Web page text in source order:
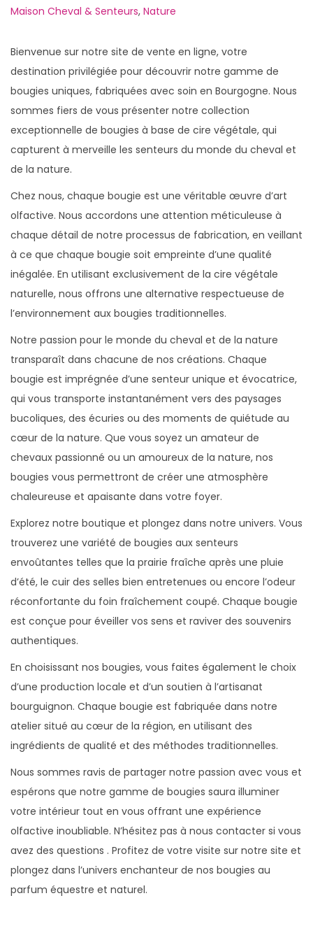
b
i
é
l
e
f
v
r
i
e
r
2
b
i
é
d
a
n
s
Maison Cheval & Senteurs, Nature
Bienvenue sur notre site de vente en ligne, votre
destination privilégiée pour découvrir notre gamme de
bougies uniques, fabriquées avec soin en Bourgogne. Nous
sommes fiers de vous présenter notre collection
exceptionnelle de bougies à base de cire végétale, qui
capturent à merveille les senteurs du monde du cheval et
de la nature.
Chez nous, chaque bougie est une véritable œuvre d’art
olfactive. Nous accordons une attention méticuleuse à
chaque détail de notre processus de fabrication, en veillant
à ce que chaque bougie soit empreinte d’une qualité
inégalée. En utilisant exclusivement de la cire végétale
naturelle, nous offrons une alternative respectueuse de
l’environnement aux bougies traditionnelles.
Notre passion pour le monde du cheval et de la nature
transparaît dans chacune de nos créations. Chaque
bougie est imprégnée d’une senteur unique et évocatrice,
qui vous transporte instantanément vers des paysages
bucoliques, des écuries ou des moments de quiétude au
cœur de la nature. Que vous soyez un amateur de
chevaux passionné ou un amoureux de la nature, nos
bougies vous permettront de créer une atmosphère
chaleureuse et apaisante dans votre foyer.
Explorez notre boutique et plongez dans notre univers. Vous
trouverez une variété de bougies aux senteurs
envoûtantes telles que la prairie fraîche après une pluie
d’été, le cuir des selles bien entretenues ou encore l’odeur
réconfortante du foin fraîchement coupé. Chaque bougie
est conçue pour éveiller vos sens et raviver des souvenirs
authentiques.
En choisissant nos bougies, vous faites également le choix
d’une production locale et d’un soutien à l’artisanat
bourguignon. Chaque bougie est fabriquée dans notre
atelier situé au cœur de la région, en utilisant des
ingrédients de qualité et des méthodes traditionnelles.
Nous sommes ravis de partager notre passion avec vous et
espérons que notre gamme de bougies saura illuminer
votre intérieur tout en vous offrant une expérience
olfactive inoubliable. N’hésitez pas à nous contacter si vous
avez des questions . Profitez de votre visite sur notre site et
plongez dans l’univers enchanteur de nos bougies au
parfum équestre et naturel.